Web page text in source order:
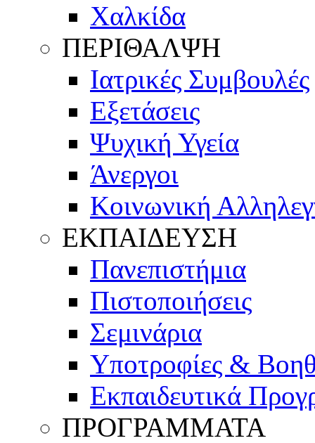
Χαλκίδα
ΠΕΡΙΘΑΛΨΗ
Ιατρικές Συμβουλές
Εξετάσεις
Ψυχική Υγεία
Άνεργοι
Κοινωνική
ΕΚΠΑΙΔΕΥΣΗ
Πανεπιστήμια
Πιστοποιήσεις
Σεμινάρια
Υποτροφίες &
Εκπαιδευτικά
ΠΡΟΓΡΑΜΜΑΤΑ